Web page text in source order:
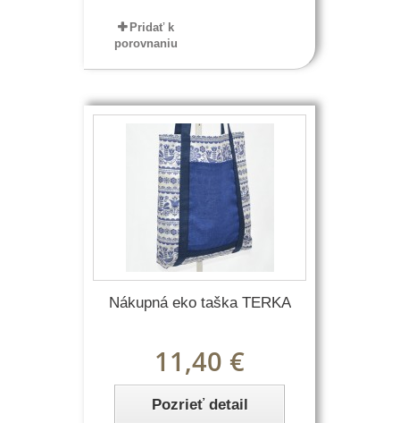
Pridať k
porovnaniu
Nákupná eko taška TERKA
11,40 €
Pozrieť detail